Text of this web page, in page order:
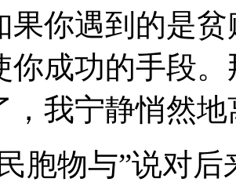
果你遇到的是
你成功的手段
，我宁静悄然地
胞物与”说对